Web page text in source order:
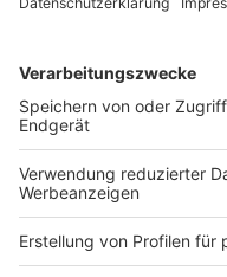
DEINE GEMERKTEN
Du hast dir noch
Markiere sie hierfür